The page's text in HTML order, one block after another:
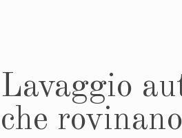
Lavaggio
che